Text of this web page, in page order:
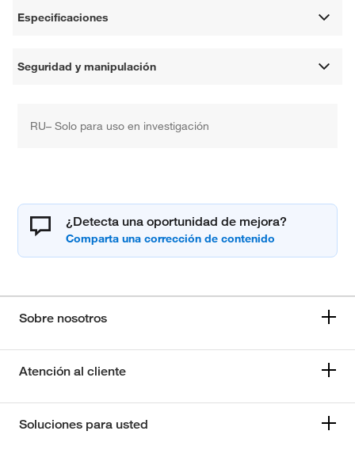
Especificaciones
Seguridad y manipulación
RU– Solo para uso en investigación
¿Detecta una oportunidad de mejora?
Sobre nosotros
Atención al cliente
Soluciones para usted